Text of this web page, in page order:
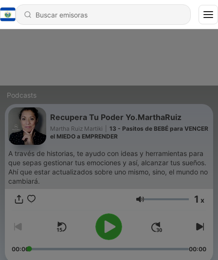
Podcasts
Recupera Tu Poder Yo.MarthaRuiz
Martha Ruiz Martiki
13 - Pasitos de BEBÉ para VENCER
el MIEDO a EMPRENDER
A través de historias, te ayudo con ideas y herramientas para
que sepas gestionar tus emociones y así, alcanzar tus sueños.
Ahí que estar actualizados sobre uno mismo, sino, el mundo no
cambiará.
Volumen 1 x
00:00 00:00